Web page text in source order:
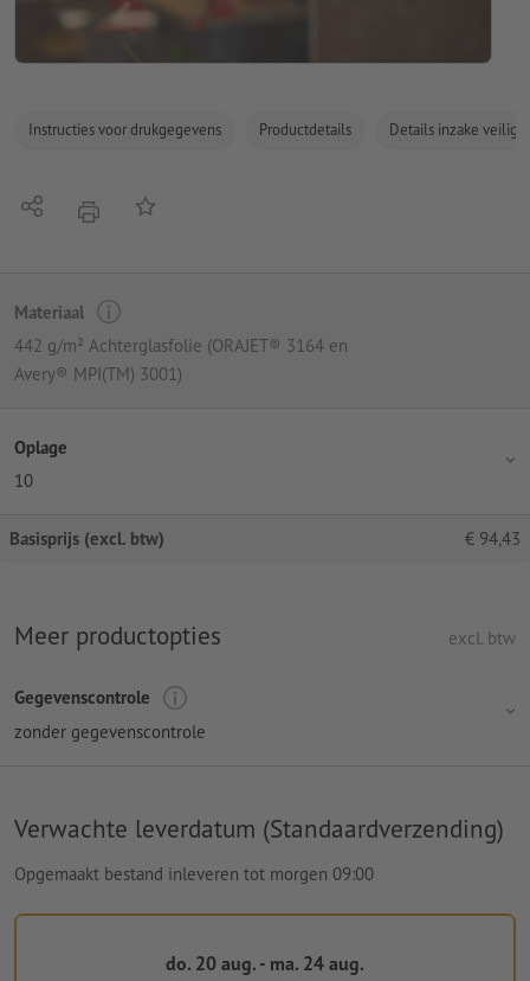
Instructies voor drukgegevens Productdetails Details inzake
Delen afdrukkenOp de lijst
Materiaal
442 g/m² Achterglasfolie (ORAJET® 3164 en
Avery® MPI(TM) 3001)
Oplage
10
Basisprijs (excl. btw) € 94,43
Meer productopties excl. btw
Gegevenscontrole
zonder gegevenscontrole
Verwachte leverdatum (Standaardverzending)
Opgemaakt bestand inleveren tot morgen 09:00
do. 20 aug. - ma. 24 aug.